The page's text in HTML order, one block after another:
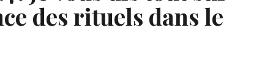
des rituels dans le